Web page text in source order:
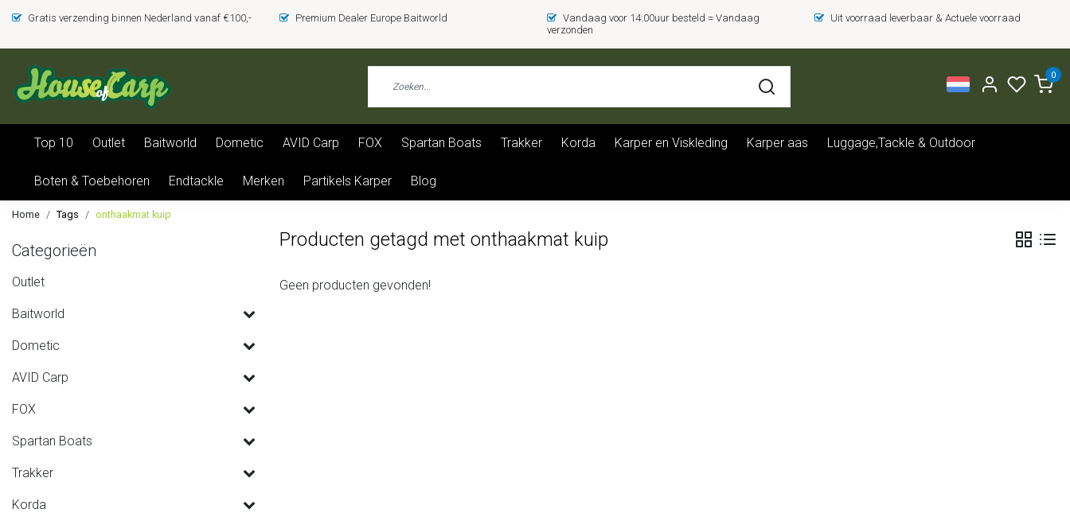
Gratis verzending binnen Nederland vanaf €100,- Premium Dealer Europe Baitworld
Vandaag voor 14:00uur besteld = Vandaag
verzonden
Uit voorraad leverbaar & Actuele voorraad
0
Top 10 Outlet Baitworld Dometic AVID Carp FOX Spartan Boats Trakker Korda Karper en Viskleding Karper aas Luggage,Tackle & Outdoor
Boten & Toebehoren Endtackle Merken Partikels Karper Blog
Home Tags onthaakmat kuip
Categorieën
Outlet
Baitworld
Dometic
AVID Carp
FOX
Spartan Boats
Trakker
Korda
Producten getagd met onthaakmat kuip
Geen producten gevonden!